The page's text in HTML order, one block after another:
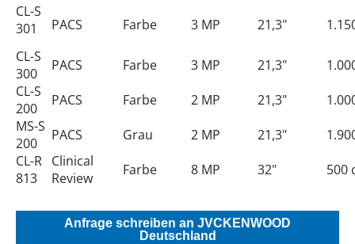
CL-S
301
PACS Farbe 3 MP 21,3"
CL-S
300
PACS Farbe 3 MP 21,3"
CL-S
200
PACS Farbe 2 MP 21,3"
MS-S
200
PACS Grau 2 MP 21,3"
CL-R
813
Clinical
Review
Farbe 8 MP 32" 500
Anfrage schreiben an JVCKENWOOD
Deutschland